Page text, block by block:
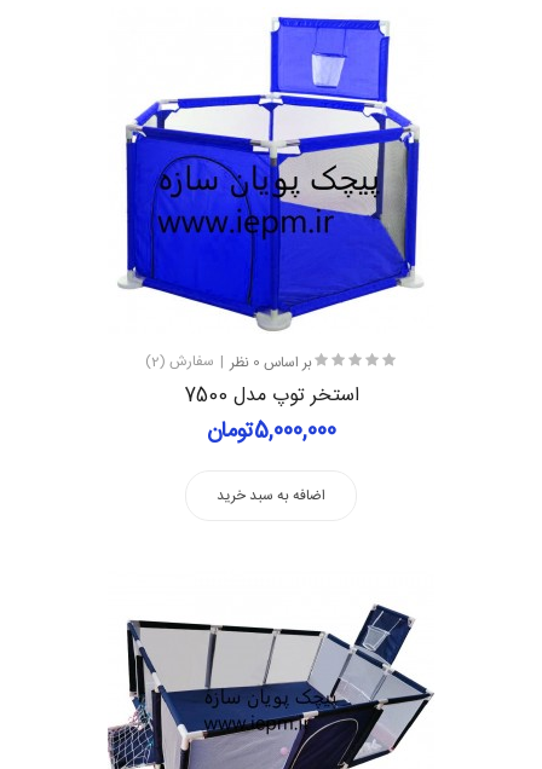
بر اساس 0 نظر سفارش (2)
استخر توپ مدل 7500
5,000,000تومان
اضافه به سبد خرید